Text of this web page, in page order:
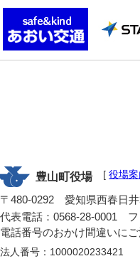
豊山町役場 [ 役場案
〒480-0292 愛知県西春日
代表電話：0568-28-0001 フ
電話番号のおかけ間違いに
法人番号：1000020233421